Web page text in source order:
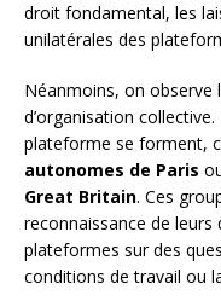
droit fondamental, les
unilatérales des
Néanmoins, on observe
d’organisation
plateforme se forment,
autonomes de Paris
Great Britain. Ces
reconnaissance de
plateformes sur des
conditions de travail ou